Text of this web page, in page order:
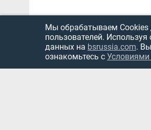
Мы обрабатываем Cookies
пользователей.
данных на bsrussia.com.
ознакомьтесь с Условиями